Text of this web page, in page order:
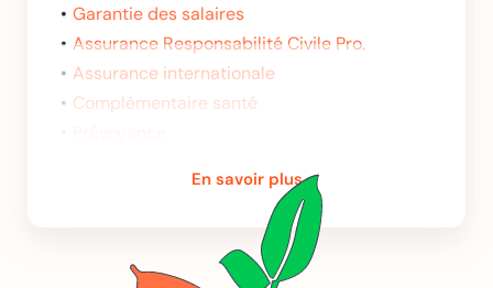
Garantie des salaires
Assurance Responsabilité Civile Pro.
Assurance internationale
Complémentaire santé
En savoir plus